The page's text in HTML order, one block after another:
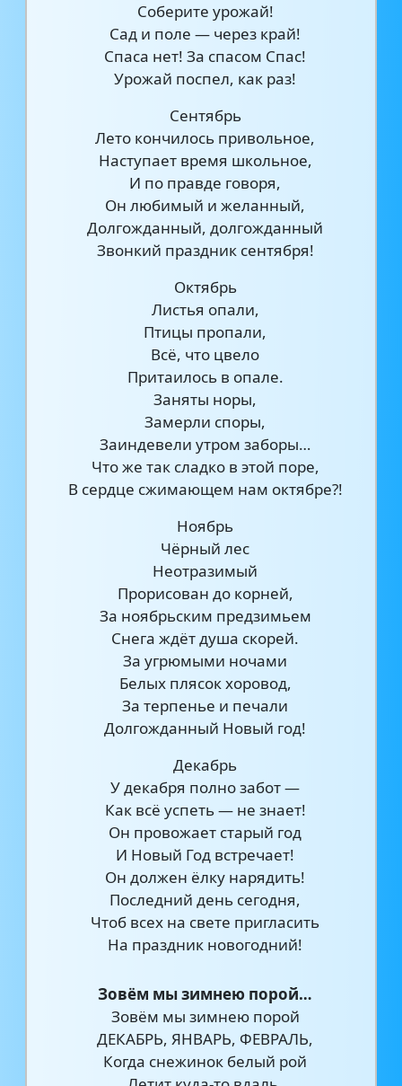
Соберите урожай!
Сад и поле — через край!
Спаса нет! За спасом Спас!
Урожай поспел, как раз!
Сентябрь
Лето кончилось привольное,
Наступает время школьное,
И по правде говоря,
Он любимый и желанный,
Долгожданный, долгожданный
Звонкий праздник сентября!
Октябрь
Листья опали,
Птицы пропали,
Всё, что цвело
Притаилось в опале.
Заняты норы,
Замерли споры,
Заиндевели утром заборы…
Что же так сладко в этой поре,
В сердце сжимающем нам октябре?!
Ноябрь
Чёрный лес
Неотразимый
Прорисован до корней,
За ноябрьским предзимьем
Снега ждёт душа скорей.
За угрюмыми ночами
Белых плясок хоровод,
За терпенье и печали
Долгожданный Новый год!
Декабрь
У декабря полно забот —
Как всё успеть — не знает!
Он провожает старый год
И Новый Год встречает!
Он должен ёлку нарядить!
Последний день сегодня,
Чтоб всех на свете пригласить
На праздник новогодний!
Зовём мы зимнею порой…
Зовём мы зимнею порой
ДЕКАБРЬ, ЯНВАРЬ, ФЕВРАЛЬ,
Когда снежинок белый рой